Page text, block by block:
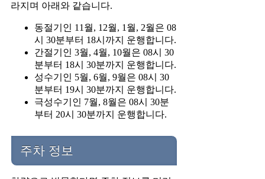
라지며 아래와 같습니다.
동절기인 11월, 12월, 1월, 2월은 08
시 30분부터 18시까지 운행합니다.
간절기인 3월, 4월, 10월은 08시 30
분부터 18시 30분까지 운행합니다.
성수기인 5월, 6월, 9월은 08시 30
분부터 19시 30분까지 운행합니다.
극성수기인 7월, 8월은 08시 30분
부터 20시 30분까지 운행합니다.
주차 정보